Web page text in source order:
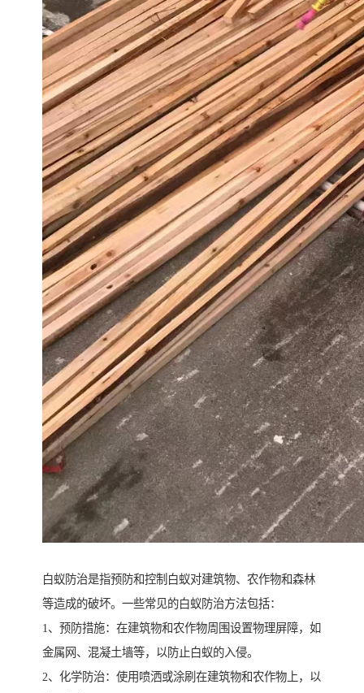
白蚁防治是指预防和控制白蚁对建筑物、农作物和森林
等造成的破坏。一些常见的白蚁防治方法包括：
1、预防措施：在建筑物和农作物周围设置物理屏障，如
金属网、混凝土墙等，以防止白蚁的入侵。
2、化学防治：使用喷洒或涂刷在建筑物和农作物上，以